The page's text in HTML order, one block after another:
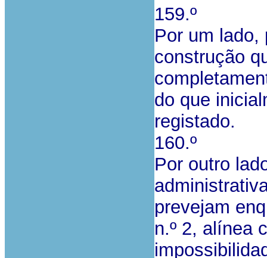
159.º
Por um lado,
construção
do que
registado.
160.º
Por outro
prevejam
n.º 2, alínea